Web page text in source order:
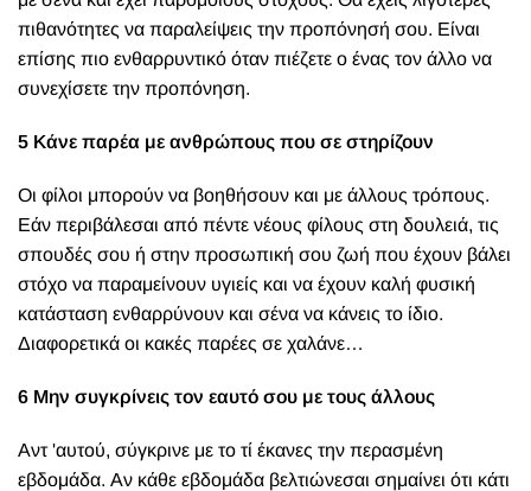
πιθανότητες να παραλείψεις την προπόνησή σου. Είναι
επίσης πιο ενθαρρυντικό όταν πιέζετε ο ένας τον άλλο να
συνεχίσετε την προπόνηση.
5 Κάνε παρέα με ανθρώπους που σε στηρίζουν
Οι φίλοι μπορούν να βοηθήσουν και με άλλους τρόπους.
Εάν περιβάλεσαι από πέντε νέους φίλους στη δουλειά, τις
σπουδές σου ή στην προσωπική σου ζωή που έχουν βάλει
στόχο να παραμείνουν υγιείς και να έχουν καλή φυσική
κατάσταση ενθαρρύνουν και σένα να κάνεις το ίδιο.
Διαφορετικά οι κακές παρέες σε χαλάνε…
6 Μην συγκρίνεις τον εαυτό σου με τους άλλους
Αντ 'αυτού, σύγκρινε με το τί έκανες την περασμένη
εβδομάδα. Αν κάθε εβδομάδα βελτιώνεσαι σημαίνει ότι κάτι